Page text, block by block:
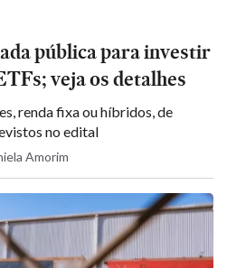
pública para investir
veja os detalhes
renda fixa ou híbridos, de
no edital
Amorim